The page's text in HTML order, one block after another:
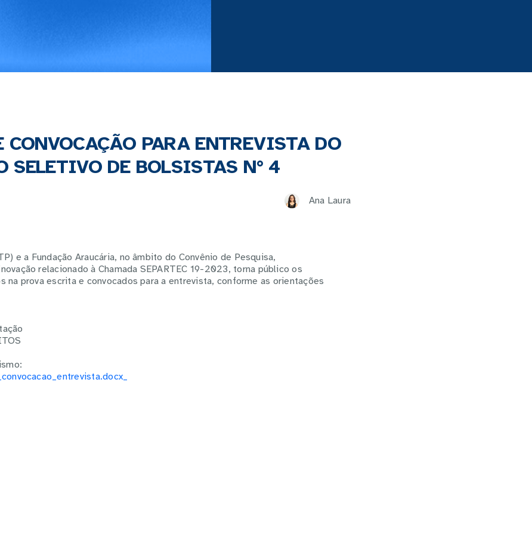
CONVOCAÇÃO PARA ENTREVISTA DO
SELETIVO DE BOLSISTAS N° 4
Ana Laura
e a Fundação Araucária, no âmbito do Convênio de Pesquisa,
relacionado à Chamada SEPARTEC 19-2023, torna público os
na prova escrita e convocados para a entrevista, conforme as orientações